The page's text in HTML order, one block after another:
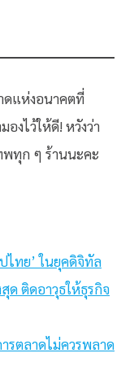
ดแห่งอนาคตที่
งไว้ให้ดี! หวังว่า
พทุก ๆ ร้านนะคะ
ไทย’ ในยุคดิจิทัล
ด ติดอาวุธให้ธุรกิจ
รตลาดไม่ควรพลาด